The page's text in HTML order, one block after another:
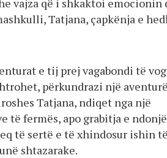
vajza që i shkaktoi emocionin
Tatjana, çapkënja e
e tij prej vagabondi të
përkundrazi një
Tatjana, ndiqet nga një
të fermës, apo grabitja e ndonjë
të sertë e të xhindosur ishin të
shtazarake.